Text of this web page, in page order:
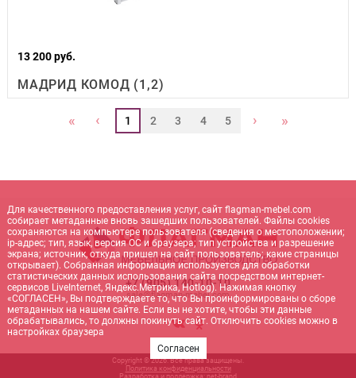
13 200 руб.
МАДРИД КОМОД (1,2)
« ‹ 1 2 3 4 5 › »
+7 (905) 140-10-10
sale@flagman-mebel.com
Copyright © 2026. Все права защищены.
Политика конфиденциальности
Разработка и поддержка: net- brand
Для качественного предоставления услуг, сайт flagman-mebel.com
собирает метаданные вновь зашедших пользователей. Файлы cookies
сохраняются на компьютере пользователя (сведения о местоположении;
ip-адрес; тип, язык, версия ОС и браузера; тип устройства и разрешение
экрана; источник, откуда пришел на сайт пользователь; какие страницы
открывает). Собранная информация используется для обработки
статистических данных использования сайта посредством интернет-
сервисов LiveInternet, Яндекс.Метрика, Hotlog). Нажимая кнопку
«СОГЛАСЕН», Вы подтверждаете то, что Вы проинформированы о сборе
метаданных на нашем сайте. Если вы не хотите, чтобы эти данные
обрабатывались, то должны покинуть сайт. Отключить cookies можно в
настройках браузера
Согласен